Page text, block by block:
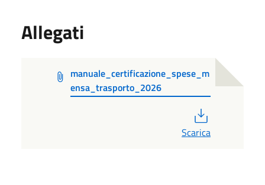
Allegati
manuale_certificazione_spese_m
ensa_trasporto_2026
Scarica